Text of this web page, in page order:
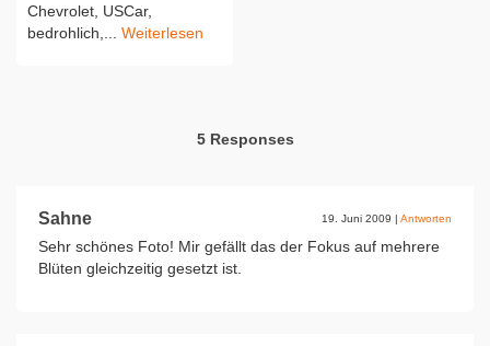
Chevrolet, USCar,
bedrohlich,... Weiterlesen
5 Responses
Sahne 19. Juni 2009 | Antworten
Sehr schönes Foto! Mir gefällt das der Fokus auf mehrere
Blüten gleichzeitig gesetzt ist.